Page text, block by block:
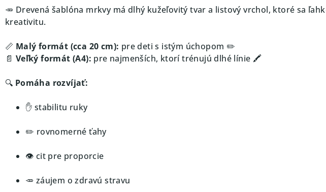
🥕 Drevená šablóna mrkvy má dlhý kužeľovitý tvar a listový vrchol, ktoré sa
kreativitu.
📏 Malý formát (cca 20 cm): pre deti s istým úchopom ✏️
📄 Veľký formát (A4): pre najmenších, ktorí trénujú dlhé línie 🖍️
🔍 Pomáha rozvíjať:
✋ stabilitu ruky
✏️ rovnomerné ťahy
👁️ cit pre proporcie
🥕 záujem o zdravú stravu